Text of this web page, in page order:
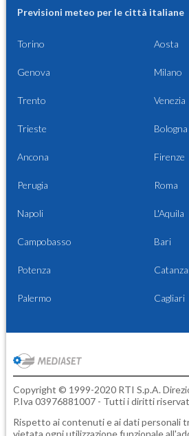
Previsioni meteo per le città italiane
Torino Aosta
Genova Milano
Trento Venezia
Trieste Bologna
Ancona Firenze
Perugia Roma
Napoli L'Aquila
Campobasso Bari
Potenza
Palermo Cagliari
Copyright © 1999-2020 RTI S.p.A.
P.Iva 03976881007 - Tutti i diritti
Rispetto ai contenuti e ai dati personali
vietata ogni utilizzazione funzionale